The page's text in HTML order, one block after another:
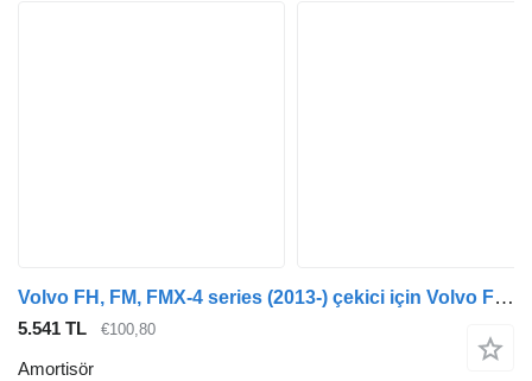
Volvo FH, FM, FMX-4 series (2013-) çekici için Volvo FH (01.12-) 82465446 amortisör
5.541 TL €100,80
Amortisör